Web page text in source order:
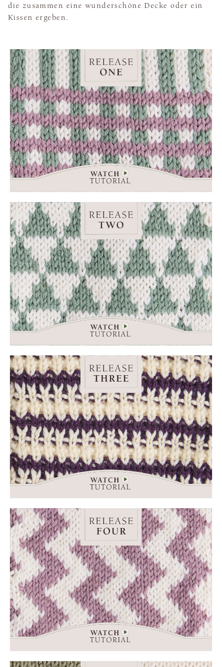
die zusammen eine wunderschöne Decke oder ein
Kissen ergeben.